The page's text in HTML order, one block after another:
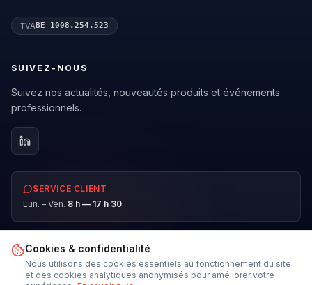
TVABE 1008.254.523
SUIVEZ-NOUS
Suivez nos actualités, nouveautés produits et événements
professionnels.
SERVICE CLIENT
Lun. – Ven. 8 h — 17 h 30
© 2026ADS Industries SRL.Tous droits réservés.
Cookies & confidentialité
Nous utilisons des cookies essentiels au fonctionnement du site
et des cookies analytiques anonymisés pour améliorer votre